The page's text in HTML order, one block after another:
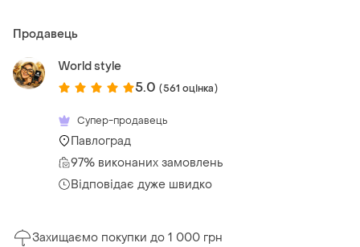
Продавець
World style
5.0 (561 оцінка)
Супер-продавець
Павлоград
97% виконаних замовлень
Відповідає дуже швидко
Захищаємо покупки до 1 000 грн